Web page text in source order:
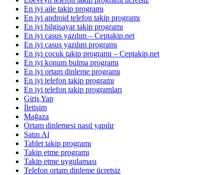
En iyi aile takip programı
En iyi android telefon takip programı
En iyi bilgisayar takip programı
En iyi casus yazılım – Ceptakip.net
En iyi casus yazılım programı
En iyi çocuk takip programı – Ceptakip.net
En iyi konum bulma programı
En iyi ortam dinleme programı
En iyi telefon takip programı
En iyi telefon takip programları
Giriş Yap
İletişim
Mağaza
Ortam dinlemesi nasıl yapılır
Satın Al
Tablet takip programı
Takip etme programı
Takip etme uygulaması
Telefon ortam dinleme ücretsiz